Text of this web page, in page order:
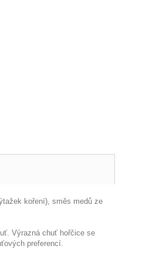
koření), směs medů ze
Výrazná chuť hořčice se
preferencí.